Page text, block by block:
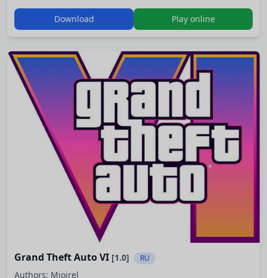
выстраивая собственные!
Александр представляет: «Пособие по выживанию в
условиях страха и голода! Ну или просто голода.»
Download Play online
Grand Theft Auto VI [1.0] RU
Authors: Mioirel